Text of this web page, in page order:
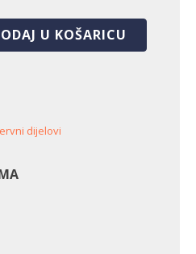
U KOŠARICU
dijelovi